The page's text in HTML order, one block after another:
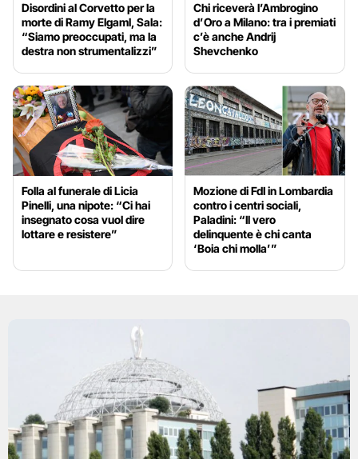
Disordini al Corvetto per la
morte di Ramy Elgaml, Sala:
“Siamo preoccupati, ma la
destra non strumentalizzi”
Chi riceverà l’Ambrogino
d’Oro a Milano: tra i premiati
c’è anche Andrij
Shevchenko
Folla al funerale di Licia
Pinelli, una nipote: “Ci hai
insegnato cosa vuol dire
lottare e resistere”
Mozione di FdI in Lombardia
contro i centri sociali,
Paladini: “Il vero
delinquente è chi canta
‘Boia chi molla’”